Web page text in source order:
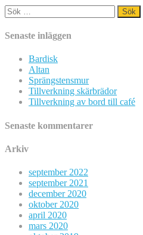
Sök
efter:
Senaste inläggen
Bardisk
Altan
Sprängstensmur
Tillverkning skärbrädor
Tillverkning av bord till café
Senaste kommentarer
Arkiv
september 2022
september 2021
december 2020
oktober 2020
april 2020
mars 2020